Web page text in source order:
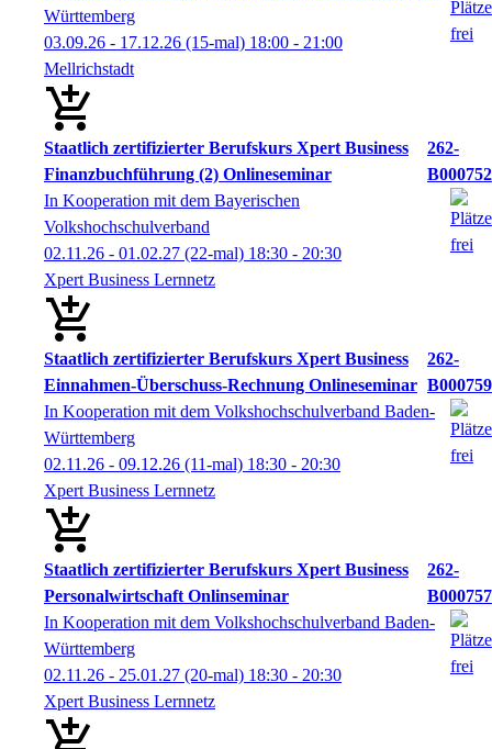
Württemberg
03.09.26 - 17.12.26 (15-mal) 18:00 - 21:00
Mellrichstadt
Staatlich zertifizierter Berufskurs Xpert Business
Finanzbuchführung (2) Onlineseminar
262-
B000752
In Kooperation mit dem Bayerischen
Volkshochschulverband
02.11.26 - 01.02.27 (22-mal) 18:30 - 20:30
Xpert Business Lernnetz
Staatlich zertifizierter Berufskurs Xpert Business
Einnahmen-Überschuss-Rechnung Onlineseminar
262-
B000759
In Kooperation mit dem Volkshochschulverband Baden-
Württemberg
02.11.26 - 09.12.26 (11-mal) 18:30 - 20:30
Xpert Business Lernnetz
Staatlich zertifizierter Berufskurs Xpert Business
Personalwirtschaft Onlinseminar
262-
B000757
In Kooperation mit dem Volkshochschulverband Baden-
Württemberg
02.11.26 - 25.01.27 (20-mal) 18:30 - 20:30
Xpert Business Lernnetz